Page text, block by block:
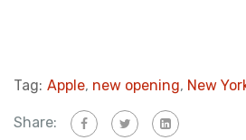
Tag: Apple, new opening, New
Share: